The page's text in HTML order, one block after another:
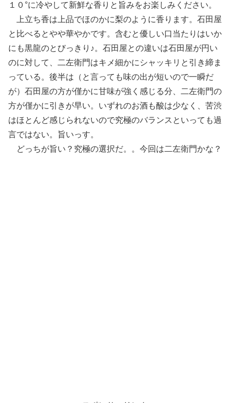
１０°に冷やして新鮮な香りと旨みをお楽しみください。
上立ち香は上品でほのかに梨のように香ります。石田屋
と比べるとやや華やかです。含むと優しい口当たりはいか
にも黒龍のとびっきり♪。石田屋との違いは石田屋が円い
のに対して、二左衛門はキメ細かにシャッキリと引き締ま
っている。後半は（と言っても味の出が短いので一瞬だ
が）石田屋の方が僅かに甘味が強く感じる分、二左衛門の
方が僅かに引きが早い。いずれのお酒も酸は少なく、苦渋
はほとんど感じられないので究極のバランスといっても過
言ではない。旨いっす。
どっちが旨い？究極の選択だ。。今回は二左衛門かな？